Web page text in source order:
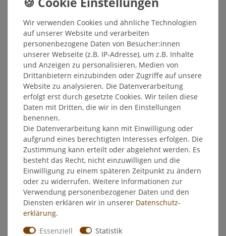
In den Warenkorb
Wunschliste
* inkl. ges. MwSt. zzgl.Versandkosten
Beschreibung
Weitere Details
EU-Verantwortlicher
Hersteller
Wir verwenden Cookies und ähnliche Technologien
auf unserer Website und verarbeiten
personenbezogene Daten von Besucher:innen
unserer Webseite (z.B. IP-Adresse), um z.B. Inhalte
und Anzeigen zu personalisieren, Medien von
Drittanbietern einzubinden oder Zugriffe auf unsere
Website zu analysieren. Die Datenverarbeitung
erfolgt erst durch gesetzte Cookies. Wir teilen diese
Daten mit Dritten, die wir in den Einstellungen
benennen.
Die Datenverarbeitung kann mit Einwilligung oder
aufgrund eines berechtigten Interesses erfolgen. Die
Zustimmung kann erteilt oder abgelehnt werden. Es
besteht das Recht, nicht einzuwilligen und die
Einwilligung zu einem späteren Zeitpunkt zu ändern
oder zu widerrufen. Weitere Informationen zur
Verwendung personenbezogener Daten und den
Diensten erklären wir in unserer Daten­schutz­
erklärung.
Essenziell
Statistik